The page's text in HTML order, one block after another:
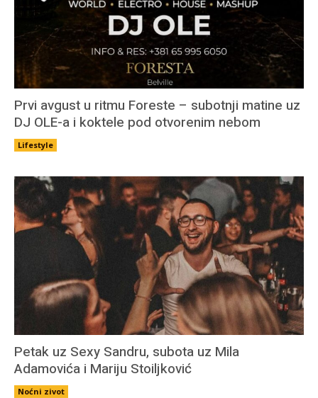
Prvi avgust u ritmu Foreste – subotnji matine uz
DJ OLE-a i koktele pod otvorenim nebom
Lifestyle
Petak uz Sexy Sandru, subota uz Mila
Adamovića i Mariju Stoiljković
Noćni zivot